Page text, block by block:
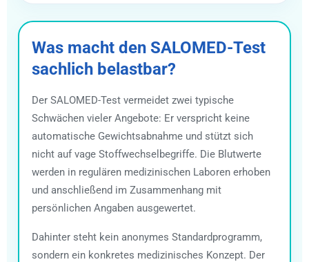
Was macht den SALOMED-Test
sachlich belastbar?
Der SALOMED-Test vermeidet zwei typische
Schwächen vieler Angebote: Er verspricht keine
automatische Gewichtsabnahme und stützt sich
nicht auf vage Stoffwechselbegriffe. Die Blutwerte
werden in regulären medizinischen Laboren erhoben
und anschließend im Zusammenhang mit
persönlichen Angaben ausgewertet.
Dahinter steht kein anonymes Standardprogramm,
sondern ein konkretes medizinisches Konzept. Der